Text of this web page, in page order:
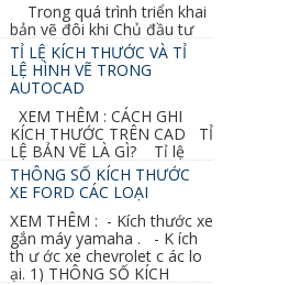
Trong quá trình triển khai
bản vẽ đôi khi Chủ đầu tư
hoặc do bản vẽ mình ghi chú
TỈ LỆ KÍCH THƯỚC VÀ TỈ
LỆ HÌNH VẼ TRONG
AUTOCAD
XEM THÊM : CÁCH GHI
KÍCH THƯỚC TRÊN CAD TỈ
LỆ BẢN VẼ LÀ GÌ? Tỉ lệ
bản vẽ thiết kế kiến trúc...
THÔNG SỐ KÍCH THƯỚC
XE FORD CÁC LOẠI
XEM THÊM : - Kích thước xe
gắn máy yamaha . - K ích
th ư ớc xe chevrolet c ác lo
ại. 1) THÔNG SỐ KÍCH